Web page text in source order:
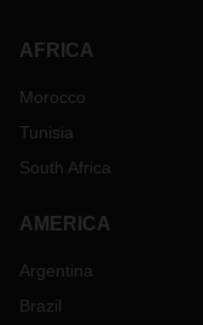
AFRICA
Morocco
Tunisia
South Africa
AMERICA
Argentina
Brazil